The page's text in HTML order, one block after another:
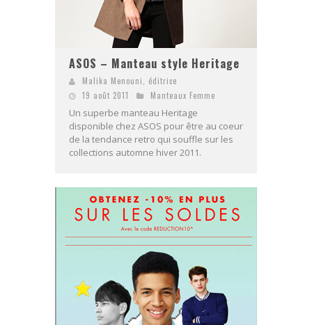
ASOS – Manteau style Heritage
Malika Menouni, éditrice
19 août 2011
Manteaux Femme
Un superbe manteau Heritage
disponible chez ASOS pour être au coeur
de la tendance retro qui souffle sur les
collections automne hiver 2011.